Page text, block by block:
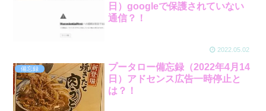
日）googleで保護されていない
通信？！
2022.05.02
備忘録
プータロー備忘録（2022年4月14
日）アドセンス広告一時停止と
は？！